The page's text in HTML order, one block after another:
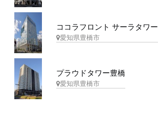
ココラフロント サーラタワー
愛知県豊橋市
プラウドタワー豊橋
愛知県豊橋市